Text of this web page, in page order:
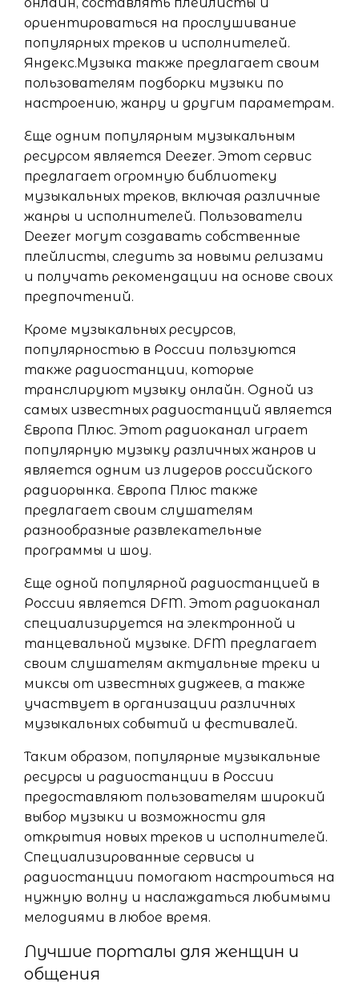
ориентироваться на прослушивание
популярных треков и исполнителей.
Яндекс.Музыка также предлагает своим
пользователям подборки музыки по
настроению, жанру и другим параметрам.
Еще одним популярным музыкальным
ресурсом является Deezer. Этот сервис
предлагает огромную библиотеку
музыкальных треков, включая различные
жанры и исполнителей. Пользователи
Deezer могут создавать собственные
плейлисты, следить за новыми релизами
и получать рекомендации на основе своих
предпочтений.
Кроме музыкальных ресурсов,
популярностью в России пользуются
также радиостанции, которые
транслируют музыку онлайн. Одной из
самых известных радиостанций является
Европа Плюс. Этот радиоканал играет
популярную музыку различных жанров и
является одним из лидеров российского
радиорынка. Европа Плюс также
предлагает своим слушателям
разнообразные развлекательные
программы и шоу.
Еще одной популярной радиостанцией в
России является DFM. Этот радиоканал
специализируется на электронной и
танцевальной музыке. DFM предлагает
своим слушателям актуальные треки и
миксы от известных диджеев, а также
участвует в организации различных
музыкальных событий и фестивалей.
Таким образом, популярные музыкальные
ресурсы и радиостанции в России
предоставляют пользователям широкий
выбор музыки и возможности для
открытия новых треков и исполнителей.
Специализированные сервисы и
радиостанции помогают настроиться на
нужную волну и наслаждаться любимыми
мелодиями в любое время.
Лучшие порталы для женщин и
общения